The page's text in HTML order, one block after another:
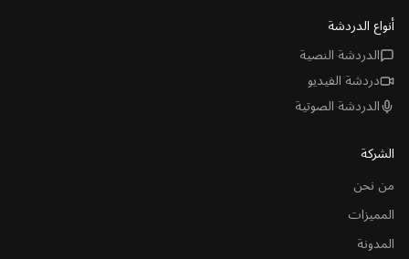
أنواع الدردشة
الدردشة النصية
دردشة الفيديو
الدردشة الصوتية
الشركة
من نحن
المميزات
المدونة